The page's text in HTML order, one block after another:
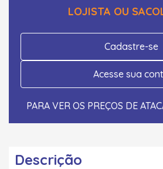
LOJISTA OU
Cadastre-se
Acesse sua
PARA VER OS PREÇOS DE
Descrição